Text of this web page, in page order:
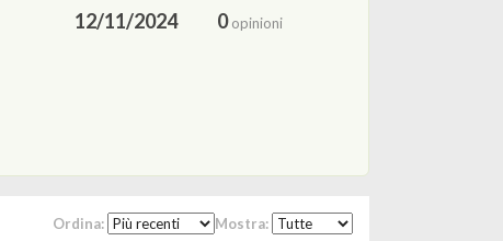
12/11/2024 0opinioni
Ordina: Mostra: